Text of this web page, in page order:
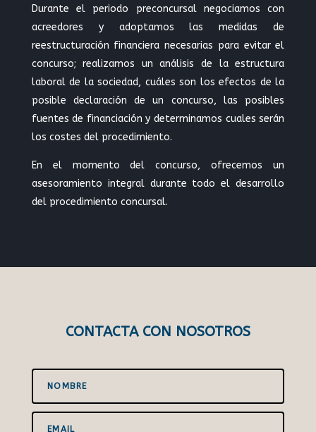
Durante el periodo preconcursal negociamos con
acreedores y adoptamos las medidas de
reestructuración financiera necesarias para evitar el
concurso; realizamos un análisis de la estructura
laboral de la sociedad, cuáles son los efectos de la
posible declaración de un concurso, las posibles
fuentes de financiación y determinamos cuales serán
los costes del procedimiento.
En el momento del concurso, ofrecemos un
asesoramiento integral durante todo el desarrollo
del procedimiento concursal.
CONTACTA CON NOSOTROS